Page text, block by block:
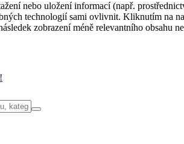
nebo uložení informací (např.
technologií sami ovlivnit. Kliknutím na
zobrazení méně relevantního obsahu